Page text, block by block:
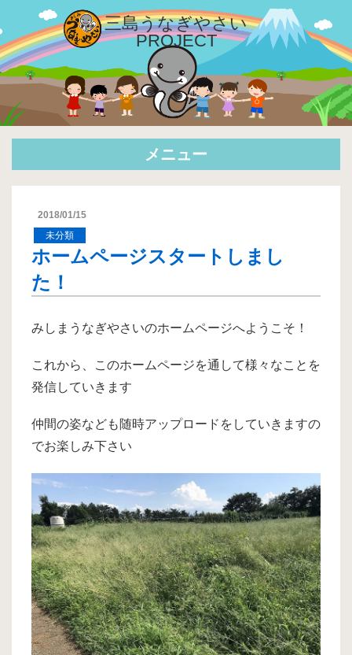
三島うなぎやさい
PROJECT
メニュー
2018/01/15
未分類
ホームページスタートしまし
た！
みしまうなぎやさいのホームページへようこそ！
これから、このホームページを通して様々なことを
発信していきます
仲間の姿なども随時アップロードをしていきますの
でお楽しみ下さい